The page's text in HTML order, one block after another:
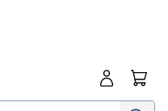
Me